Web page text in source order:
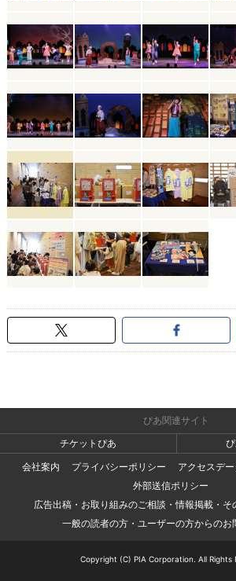
ぴあ関連サイト
チケットぴあ
会社案内
プライバシーポリシー
アクセスデ
外部送信ポリシー
広告出稿・お取り組みのご相談・情報掲載・そ
一般の読者の方・ユーザーの方からのお
Copyright (C) PIA Corporation. All Rights